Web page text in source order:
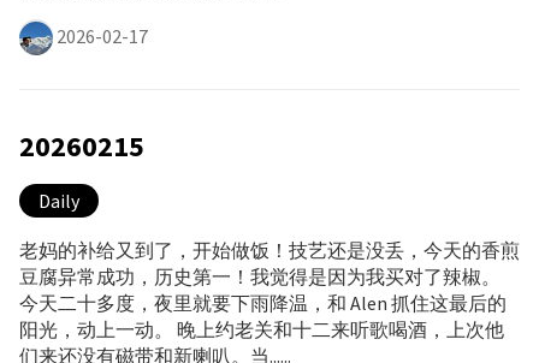
2026-02-17
20260215
Daily
老妈的补给又到了，开始做饭！技艺还是没丢，今天的香煎
豆腐异常成功，历史第一！我觉得是因为我买对了辣椒。
今天二十多度，夜里就要下雨降温，和 Alen 抓住这最后的
阳光，动上一动。 晚上约老关和十二来听歌喝酒，上次他
们来还没有磁带和新喇叭。当......